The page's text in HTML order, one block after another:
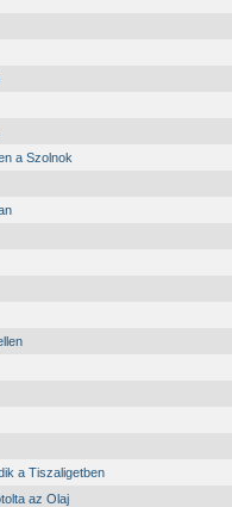
a Szolnok
a Tiszaligetben
az Olaj